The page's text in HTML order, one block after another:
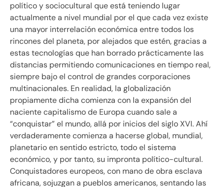
político y sociocultural que está teniendo lugar
actualmente a nivel mundial por el que cada vez existe
una mayor interrelación económica entre todos los
rincones del planeta, por alejados que estén, gracias a
estas tecnologías que han borrado prácticamente las
distancias permitiendo comunicaciones en tiempo real,
siempre bajo el control de grandes corporaciones
multinacionales. En realidad, la globalización
propiamente dicha comienza con la expansión del
naciente capitalismo de Europa cuando sale a
“conquistar” el mundo, allá por inicios del siglo XVI. Ahí
verdaderamente comienza a hacerse global, mundial,
planetario en sentido estricto, todo el sistema
económico, y por tanto, su impronta político-cultural.
Conquistadores europeos, con mano de obra esclava
africana, sojuzgan a pueblos americanos, sentando las